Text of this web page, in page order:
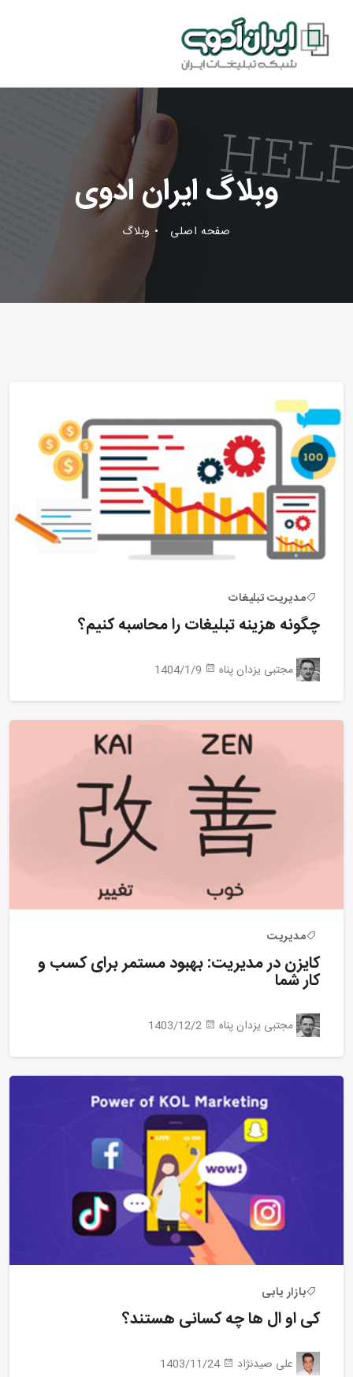
وبلاگ ایران ادوی
صفحه اصلی وبلاگ
مدیریت تبلیغات
چگونه هزینه تبلیغات را محاسبه کنیم؟
مجتبی یزدان پناه 1404/1/9
مدیریت
کایزن در مدیریت: بهبود مستمر برای کسب و
کار شما
مجتبی یزدان پناه 1403/12/2
بازار یابی
کی او ال ها چه کسانی هستند؟
علی صیدنژاد 1403/11/24